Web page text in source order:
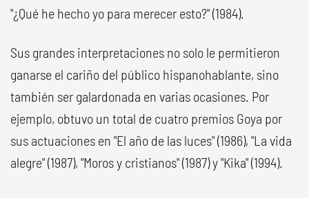
"¿Qué he hecho yo para merecer esto?" (1984).
Sus grandes interpretaciones no solo le permitieron
ganarse el cariño del público hispanohablante, sino
también ser galardonada en varias ocasiones. Por
ejemplo, obtuvo un total de cuatro premios Goya por
sus actuaciones en "El año de las luces" (1986), "La vida
alegre" (1987), "Moros y cristianos" (1987) y "Kika" (1994).